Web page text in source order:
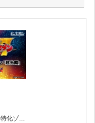
【プレミアム】上乗せ特化ゾーン｢超光臨｣